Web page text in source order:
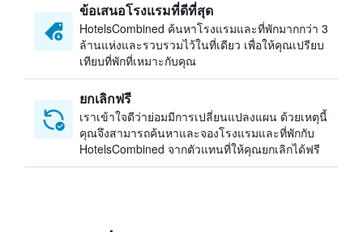
ข้อเสนอโรงแรมที่ดีที่สุด
HotelsCombined ค้นหาโรงแรมและที่พักมากกว่า 3
ล้านแห่งและรวบรวมไว้ในที่เดียว เพื่อให้คุณเปรียบ
เทียบที่พักที่เหมาะกับคุณ
ยกเลิกฟรี
เราเข้าใจดีว่าย่อมมีการเปลี่ยนแปลงแผน ด้วยเหตุนี้
คุณจึงสามารถค้นหาและจองโรงแรมและที่พักกับ
HotelsCombined จากตัวแทนที่ให้คุณยกเลิกได้ฟรี